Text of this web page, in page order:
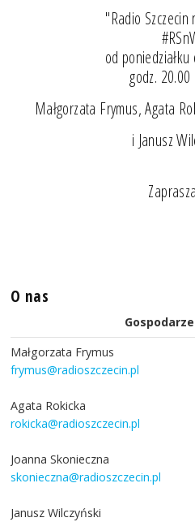
"Radio
od
godz.
Małgorzata Frymus, Agata
i Janusz
O nas
Małgorzata Frymus
frymus@radioszczecin.pl
Agata Rokicka
rokicka@radioszczecin.pl
Joanna Skonieczna
skonieczna@radioszczecin.pl
Janusz Wilczyński